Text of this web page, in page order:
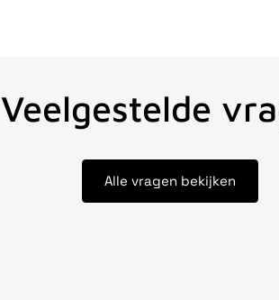
Veelgestelde
Alle vragen bekijken